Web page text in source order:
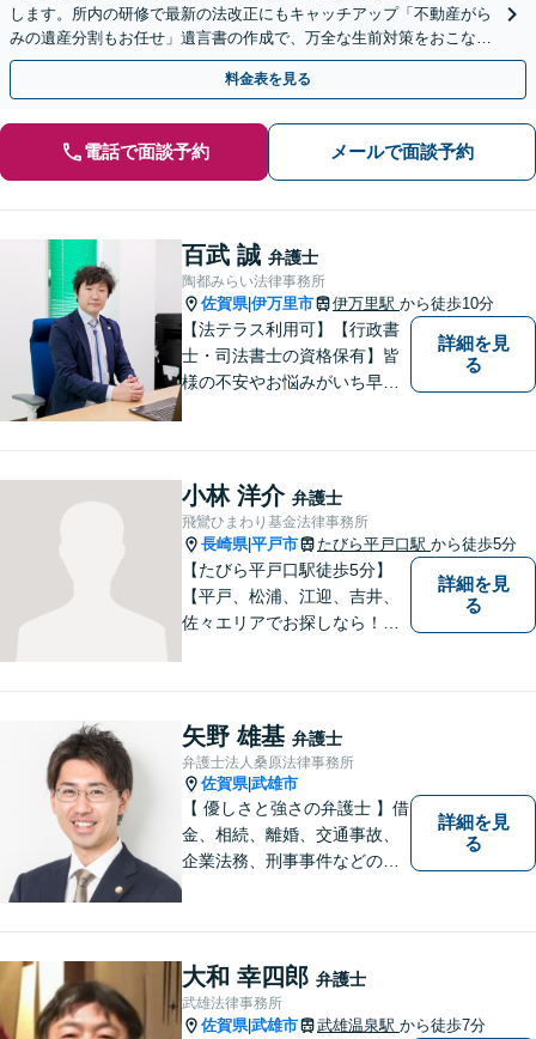
します。所内の研修で最新の法改正にもキャッチアップ「不動産がら
みの遺産分割もお任せ」遺言書の作成で、万全な生前対策をおこない
ましょう【夜間・休日面談可】
料金表を見る
電話で面談予約 メールで面談予約
百武 誠 弁護士
陶都みらい法律事務所
佐賀県|伊万里市 伊万里駅 から徒歩10分
【法テラス利用可】【行政書
士・司法書士の資格保有】皆
様の不安やお悩みがいち早く
たします。また、依頼者様が
お悩みを話しやすい環境作り
を心がけております。
詳細を見
る
小林 洋介 弁護士
飛鸞ひまわり基金法律事務所
長崎県|平戸市 たびら平戸口駅 から徒歩5分
【たびら平戸口駅徒歩5分】
【平戸、松浦、江迎、吉井、
佐々エリアでお探しなら！】
ど、相談しやすい環境完備◎
地域の皆様のために活動する
弁護士。【駐車場あり】
詳細を見
る
矢野 雄基 弁護士
弁護士法人桑原法律事務所
佐賀県|武雄市
【 優しさと強さの弁護士 】借
金、相続、離婚、交通事故、
企業法務、刑事事件などのご
チーム体制による迅速で最適
なリーガルサービスを提供い
たします。
詳細を見
る
大和 幸四郎 弁護士
武雄法律事務所
佐賀県|武雄市 武雄温泉駅 から徒歩7分